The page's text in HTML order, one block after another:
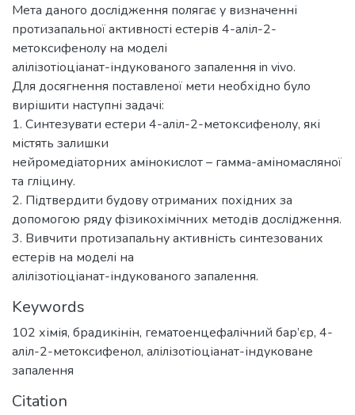
Мета даного дослідження полягає у визначенні
протизапальної активності естерів 4-аліл-2-
метоксифенолу на моделі
алілізотіоціанат-індукованого запалення in vivo.
Для досягнення поставленої мети необхідно було
вирішити наступні задачі:
1. Синтезувати естери 4-аліл-2-метоксифенолу, які
містять залишки
нейромедіаторних амінокислот – гамма-аміномасляної
та гліцину.
2. Підтвердити будову отриманих похідних за
допомогою ряду фізикохімічних методів дослідження.
3. Вивчити протизапальну активність синтезованих
естерів на моделі на
алілізотіоціанат-індукованого запалення.
Keywords
102 хімія, брадикінін, гематоенцефалічний бар’єр, 4-
аліл-2-метоксифенол, алілізотіоціанат-індуковане
запалення
Citation